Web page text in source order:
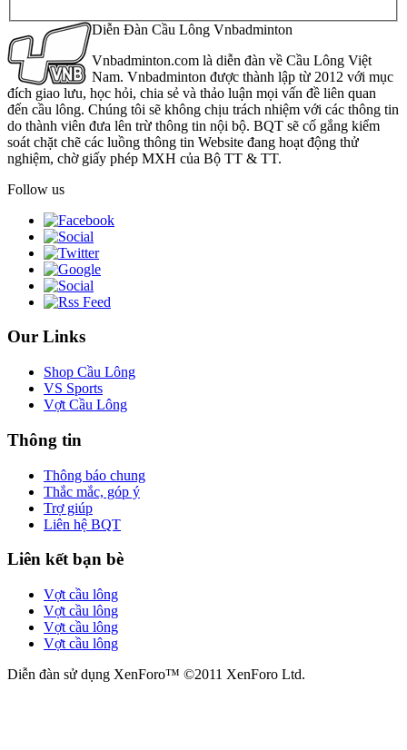
Diễn Đàn Cầu Lông Vnbadminton
Vnbadminton.com là diễn đàn về Cầu Lông Việt
Nam. Vnbadminton được thành lập từ 2012 với mục
đích giao lưu, học hỏi, chia sẻ và thảo luận mọi vấn đề liên quan
đến cầu lông. Chúng tôi sẽ không chịu trách nhiệm với các thông tin
do thành viên đưa lên trừ thông tin nội bộ. BQT sẽ cố gắng kiểm
soát chặt chẽ các luồng thông tin Website đang hoạt động thử
nghiệm, chờ giấy phép MXH của Bộ TT & TT.
Follow us
Our Links
Shop Cầu Lông
VS Sports
Vợt Cầu Lông
Thông tin
Thông báo chung
Thắc mắc, góp ý
Trợ giúp
Liên hệ BQT
Liên kết bạn bè
Vợt cầu lông
Vợt cầu lông
Vợt cầu lông
Vợt cầu lông
Diễn đàn sử dụng XenForo™ ©2011 XenForo Ltd.